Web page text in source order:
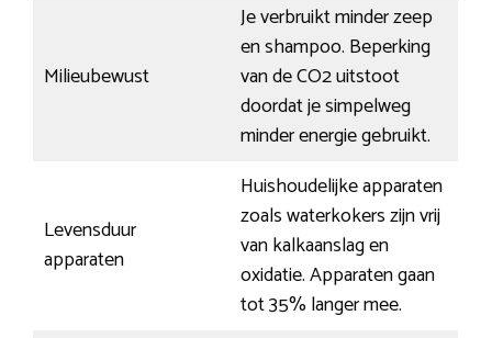
Milieubewust
Je verbruikt minder zeep
en shampoo. Beperking
van de CO2 uitstoot
doordat je simpelweg
minder energie gebruikt.
Levensduur
apparaten
Huishoudelijke apparaten
zoals waterkokers zijn vrij
van kalkaanslag en
oxidatie. Apparaten gaan
tot 35% langer mee.